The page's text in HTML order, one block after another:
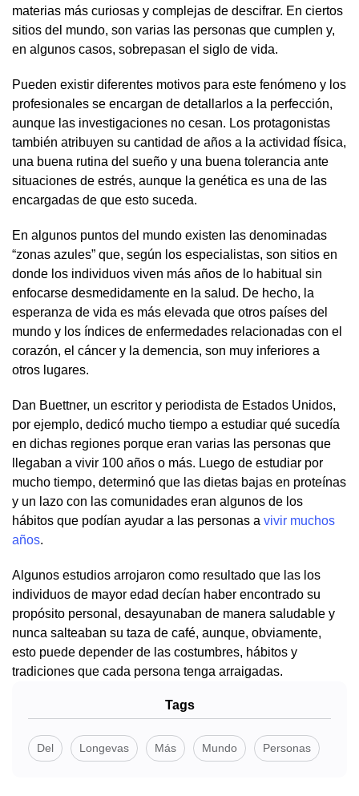
materias más curiosas y complejas de descifrar. En ciertos
sitios del mundo, son varias las personas que cumplen y,
en algunos casos, sobrepasan el siglo de vida.
Pueden existir diferentes motivos para este fenómeno y los
profesionales se encargan de detallarlos a la perfección,
aunque las investigaciones no cesan. Los protagonistas
también atribuyen su cantidad de años a la actividad física,
una buena rutina del sueño y una buena tolerancia ante
situaciones de estrés, aunque la genética es una de las
encargadas de que esto suceda.
En algunos puntos del mundo existen las denominadas
“zonas azules” que, según los especialistas, son sitios en
donde los individuos viven más años de lo habitual sin
enfocarse desmedidamente en la salud. De hecho, la
esperanza de vida es más elevada que otros países del
mundo y los índices de enfermedades relacionadas con el
corazón, el cáncer y la demencia, son muy inferiores a
otros lugares.
Dan Buettner, un escritor y periodista de Estados Unidos,
por ejemplo, dedicó mucho tiempo a estudiar qué sucedía
en dichas regiones porque eran varias las personas que
llegaban a vivir 100 años o más. Luego de estudiar por
mucho tiempo, determinó que las dietas bajas en proteínas
y un lazo con las comunidades eran algunos de los
hábitos que podían ayudar a las personas a vivir muchos
años.
Algunos estudios arrojaron como resultado que las los
individuos de mayor edad decían haber encontrado su
propósito personal, desayunaban de manera saludable y
nunca salteaban su taza de café, aunque, obviamente,
esto puede depender de las costumbres, hábitos y
tradiciones que cada persona tenga arraigadas.
Tags
Del Longevas Más Mundo Personas